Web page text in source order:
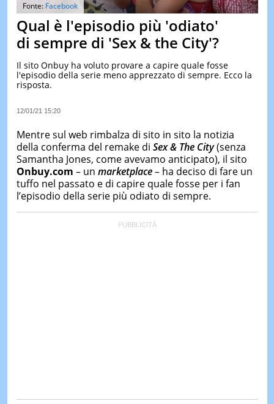
&
TEST
LE
IERI
Fonte: Facebook
Qual è l'episodio più 'odiato'
di sempre di 'Sex & the City'?
Il sito Onbuy ha voluto provare a capire quale fosse
l'episodio della serie meno apprezzato di sempre. Ecco la
risposta.
12/01/21 15:20
Mentre sul web rimbalza di sito in sito la notizia
della conferma del remake di Sex & The City(senza
Samantha Jones, come avevamo anticipato), il sito
Onbuy.com – un marketplace– ha deciso di fare un
tuffo nel passato e di capire quale fosse per i fan
l’episodio della serie più odiato di sempre.